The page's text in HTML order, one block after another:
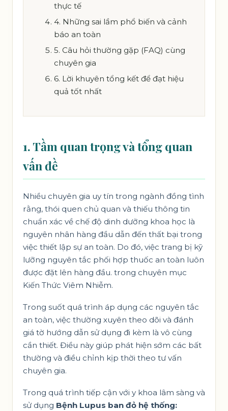
thực tế
4. Những sai lầm phổ biến và cảnh
báo an toàn
5. Câu hỏi thường gặp (FAQ) cùng
chuyên gia
6. Lời khuyên tổng kết để đạt hiệu
quả tốt nhất
1. Tầm quan trọng và tổng quan
vấn đề
Nhiều chuyên gia uy tín trong ngành đồng tình
rằng, thói quen chủ quan và thiếu thông tin
chuẩn xác về chế độ dinh dưỡng khoa học là
nguyên nhân hàng đầu dẫn đến thất bại trong
việc thiết lập sự an toàn. Do đó, việc trang bị kỹ
lưỡng nguyên tắc phối hợp thuốc an toàn luôn
được đặt lên hàng đầu. trong chuyên mục
Kiến Thức Viêm Nhiễm.
Trong suốt quá trình áp dụng các nguyên tắc
an toàn, việc thường xuyên theo dõi và đánh
giá tờ hướng dẫn sử dụng đi kèm là vô cùng
cần thiết. Điều này giúp phát hiện sớm các bất
thường và điều chỉnh kịp thời theo tư vấn
chuyên gia.
Trong quá trình tiếp cận với y khoa lâm sàng và
sử dụng Bệnh Lupus ban đỏ hệ thống: